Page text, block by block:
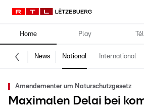
Home Play
News National International
Amendementer um Naturschutzgesetz
Maximalen Delai bei